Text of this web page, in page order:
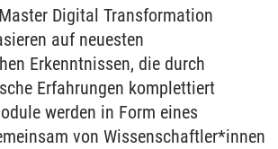
Digital Transformation
auf neuesten
Erkenntnissen, die durch
Erfahrungen komplettiert
werden in Form eines
von Wissenschaftler*innen